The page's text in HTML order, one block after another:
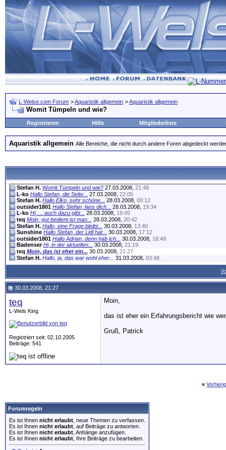
L-Welse.com Forum >Aquaristik allgemein >Aquaristik allgemein
Womit Tümpeln und wie?
Registrieren Hilfe Mitgliederliste
Aquaristik allgemein Alle Bereiche, die nicht durch andere Foren abgedeckt
Stefan H. Womit Tümpeln und wie? 27.03.2008, 21:48
L-ko Hallo Stefan, die Seite... 27.03.2008, 22:05
Stefan H. Hallo Elko, sehr schöne... 28.03.2008, 00:12
outsider1801 Hallo Stefan, lass dich... 28.03.2008, 19:34
L-ko Hi, ... auch dazu gibt... 28.03.2008, 19:45
teq Moin, gut bedient ist man... 28.03.2008, 20:42
Stefan H. Hallo, eine Frage bleibt... 30.03.2008, 13:40
Sunshine Hallo Stefan, der Lidl hat... 30.03.2008, 17:12
outsider1801 Hallo Adrian, denn hab ich... 30.03.2008, 18:49
Badenser Hi, in der aktuellen... 30.03.2008, 21:19
teq Moin, das ist eher ein... 30.03.2008, 21:27
Stefan H. Hallo, ja, das war wohl eher... 31.03.2008, 03:48
Cattleya Salü da gibts nur einen...31.03.2008,07:25
Walla Hallöchen Leute, früher...01.04.2008,07:20
farid hallo zusammen, ich habe mit...02.04.2008,17:49
30.03.2008, 21:27
teq
L-Wels King
Registriert seit: 02.10.2005
Beiträge: 541
Moin,
das ist eher ein Erfahrungsbericht wie
Gruß, Patrick
«
Forumregeln
Es ist Ihnen nicht erlaubt , neue Themen zu verfassen.
Es ist Ihnen nicht erlaubt , auf Beiträge zu antworten.
Es ist Ihnen nicht erlaubt , Anhänge anzufügen.
Es ist Ihnen nicht erlaubt , Ihre Beiträge zu bearbeiten.